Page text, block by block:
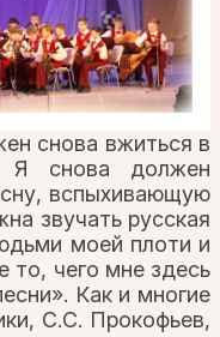
снова вжиться в
Я снова должен
вспыхивающую
звучать русская
моей плоти и
то, чего мне здесь
Как и многие
С.С. Прокофьев,